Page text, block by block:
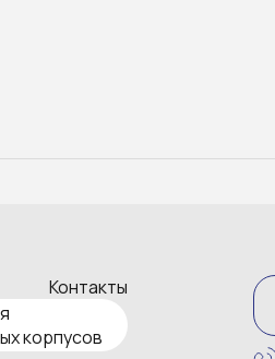
Контакты
корпусов